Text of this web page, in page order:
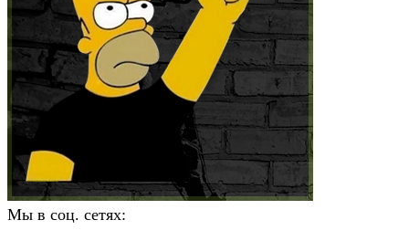
Мы в соц. сетях: